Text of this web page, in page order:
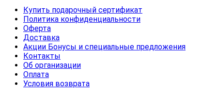
Купить подарочный сертификат
Политика конфиденциальности
Оферта
Доставка
Акции Бонусы и специальные предложения
Контакты
Об организации
Оплата
Условия возврата